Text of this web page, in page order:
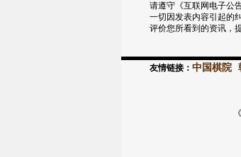
请遵守《互联网电子公
一切因发表内容引起的
评价您所看到的资讯，
友情链接： 中国棋院